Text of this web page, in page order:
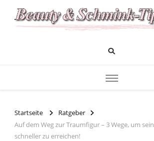
Beauty und
Startseite
Ratgeber
Auf dem Weg zur Traumfigur – 3 Wege, um
schneller zu erreichen!